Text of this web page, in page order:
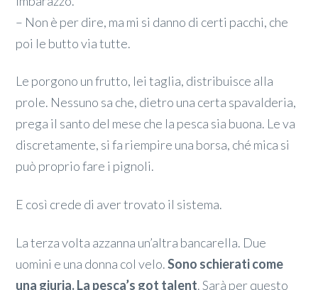
– Non è per dire, ma mi si danno di certi pacchi, che
poi le butto via tutte.
Le porgono un frutto, lei taglia, distribuisce alla
prole. Nessuno sa che, dietro una certa spavalderia,
prega il santo del mese che la pesca sia buona. Le va
discretamente, si fa riempire una borsa, ché mica si
può proprio fare i pignoli.
E così crede di aver trovato il sistema.
La terza volta azzanna un’altra bancarella. Due
uomini e una donna col velo.Sono schierati come
una giuria. La pesca’s got talent. Sarà per questo